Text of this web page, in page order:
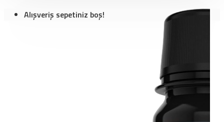
Alışveriş sepetiniz boş!